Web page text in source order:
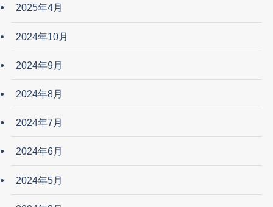
2025年4月
2024年10月
2024年9月
2024年8月
2024年7月
2024年6月
2024年5月